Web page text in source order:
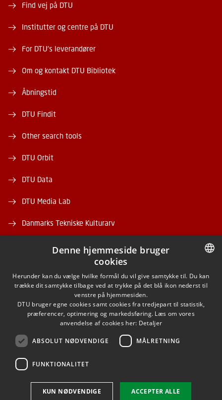
Find vej på DTU
Institutter og centre på DTU
For DTU's leverandører
Om og kontakt DTU Bibliotek
Åbningstid
DTU Findit
Other search tools
DTU Orbit
DTU Data
DTU Media Lab
Danmarks Tekniske Kulturarv
FACEBOOK
INSTAGRAM
LINKEDIN
DANISH
ENGLISH
Denne hjemmeside bruger
cookies
Herunder kan du vælge hvilke formål du vil give samtykke til. Du kan
trække dit samtykke tilbage ved at trykke på det blå ikon nederst til
venstre på hjemmesiden.
DTU bruger egne cookies samt cookies fra tredjepart til statistik,
præferencer, optimering og markedsføring. Læs om vores
anvendelse af cookies her: Detaljer
ABSOLUT NØDVENDIGE MÅLRETNING
FUNKTIONALITET
ACCEPTER ALLE
KUN NØDVENDIGE